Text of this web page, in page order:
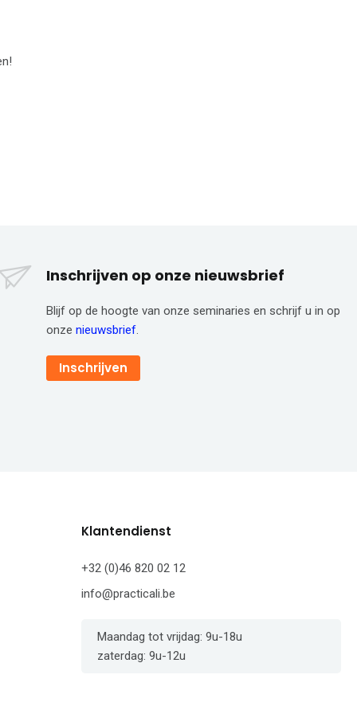
Inschrijven op onze nieuwsbrief
Blijf op de hoogte van onze seminaries en schrijf u in op
onze nieuwsbrief.
Inschrijven
Klantendienst
+32 (0)46 820 02 12
info@practicali.be
Maandag tot vrijdag: 9u-18u
zaterdag: 9u-12u